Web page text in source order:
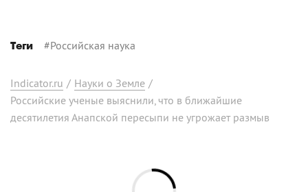
Теги #Российская наука
Indicator.ru / Науки о Земле /
Российские ученые выяснили, что в ближайшие
десятилетия Анапской пересыпи не угрожает размыв